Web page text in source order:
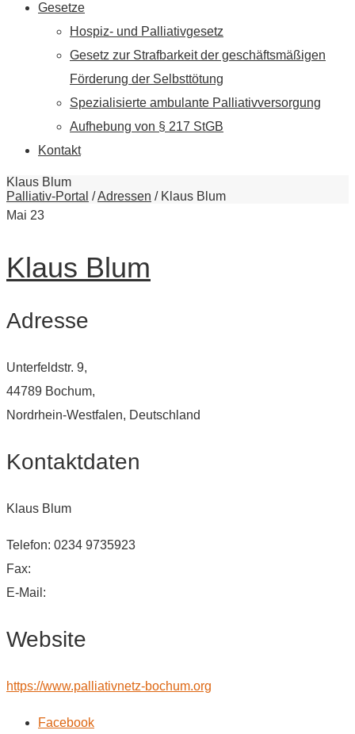
Gesetze
Hospiz- und Palliativgesetz
Gesetz zur Strafbarkeit der geschäftsmäßigen
Förderung der Selbsttötung
Spezialisierte ambulante Palliativversorgung
Aufhebung von § 217 StGB
Kontakt
Klaus Blum
Palliativ-Portal /Adressen / Klaus Blum
Mai 23
Klaus Blum
Adresse
Unterfeldstr. 9,
44789 Bochum,
Nordrhein-Westfalen, Deutschland
Kontaktdaten
Klaus Blum
Telefon: 0234 9735923
Fax:
E-Mail:
Website
https://www.palliativnetz-bochum.org
Facebook